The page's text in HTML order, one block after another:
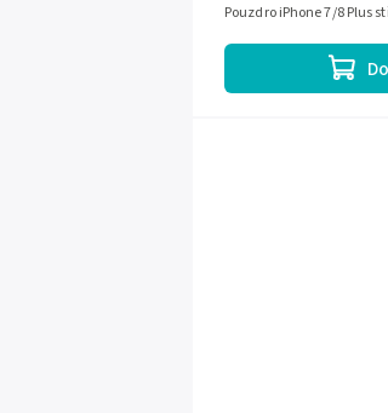
Pouzdro iPhone 7/8 Plus